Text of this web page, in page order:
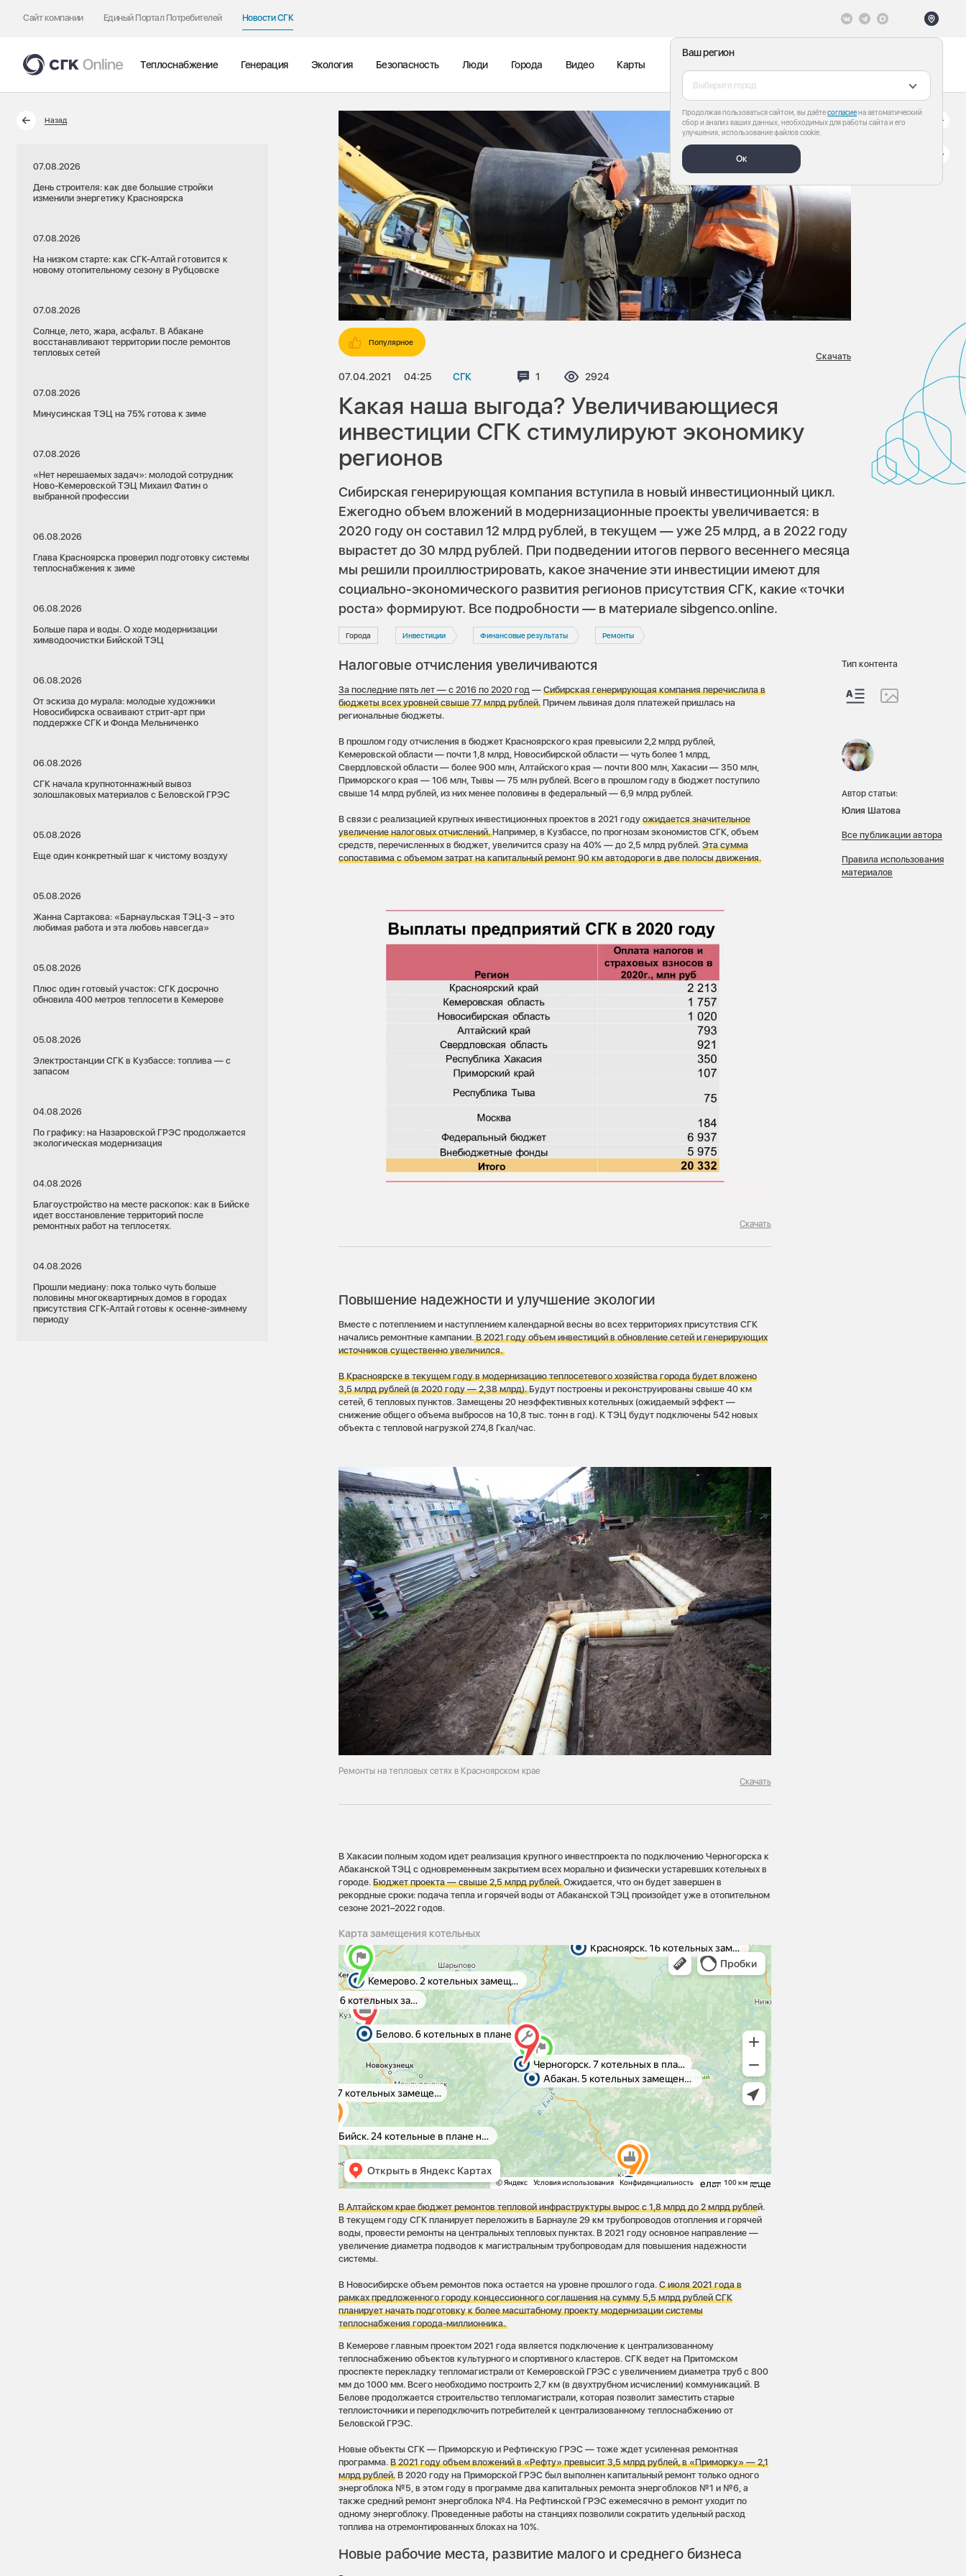
Сайт компании Единый Портал Потребителей Новости СГК
Ваш регион
Выберите город
Продолжая пользоваться сайтом, вы даётесогласиена автоматический
сбор и анализ ваших данных, необходимых для работы сайта и его
улучшения, использование файлов cookie.
Ок
Теплоснабжение Генерация Экология Безопасность Люди Города Видео Карты
Назад
07.08.2026
День строителя: как две большие стройки
изменили энергетику Красноярска
07.08.2026
На низком старте: как СГК-Алтай готовится к
новому отопительному сезону в Рубцовске
07.08.2026
Солнце, лето, жара, асфальт. В Абакане
восстанавливают территории после ремонтов
тепловых сетей
07.08.2026
Минусинская ТЭЦ на 75% готова к зиме
07.08.2026
«Нет нерешаемых задач»: молодой сотрудник
Ново-Кемеровской ТЭЦ Михаил Фатин о
выбранной профессии
06.08.2026
Глава Красноярска проверил подготовку системы
теплоснабжения к зиме
06.08.2026
Больше пара и воды. О ходе модернизации
химводоочистки Бийской ТЭЦ
06.08.2026
От эскиза до мурала: молодые художники
Новосибирска осваивают стрит-арт при
поддержке СГК и Фонда Мельниченко
06.08.2026
СГК начала крупнотоннажный вывоз
золошлаковых материалов с Беловской ГРЭС
05.08.2026
Еще один конкретный шаг к чистому воздуху
05.08.2026
Жанна Сартакова: «Барнаульская ТЭЦ-3 – это
любимая работа и эта любовь навсегда»
05.08.2026
Плюс один готовый участок: СГК досрочно
обновила 400 метров теплосети в Кемерове
05.08.2026
Электростанции СГК в Кузбассе: топлива — с
запасом
04.08.2026
По графику: на Назаровской ГРЭС продолжается
экологическая модернизация
04.08.2026
Благоустройство на месте раскопок: как в Бийске
идет восстановление территорий после
ремонтных работ на теплосетях.
04.08.2026
Прошли медиану: пока только чуть больше
половины многоквартирных домов в городах
присутствия СГК-Алтай готовы к осенне-зимнему
периоду
Популярное
07.04.2021 04:25 СГК Комментариев:
1 Просмотров:
2924
Скачать
Какая наша выгода? Увеличивающиеся
инвестиции СГК стимулируют экономику
регионов
Сибирская генерирующая компания вступила в новый инвестиционный цикл.
Ежегодно объем вложений в модернизационные проекты увеличивается: в
2020 году он составил 12 млрд рублей, в текущем — уже 25 млрд, а в 2022 году
вырастет до 30 млрд рублей. При подведении итогов первого весеннего месяца
мы решили проиллюстрировать, какое значение эти инвестиции имеют для
социально-экономического развития регионов присутствия СГК, какие «точки
роста» формируют. Все подробности — в материале sibgenco.online.
Города Инвестиции Финансовые результаты Ремонты
Налоговые отчисления увеличиваются
За последние пять лет — с 2016 по 2020 год —Сибирская генерирующая компания перечислила в
бюджеты всех уровней свыше 77 млрд рублей. Причем львиная доля платежей пришлась на
региональные бюджеты.
В прошлом году отчисления в бюджет Красноярского края превысили 2,2 млрд рублей,
Кемеровской области — почти 1,8 млрд, Новосибирской области — чуть более 1 млрд,
Свердловской области — более 900 млн, Алтайского края — почти 800 млн, Хакасии — 350 млн,
Приморского края — 106 млн, Тывы — 75 млн рублей. Всего в прошлом году в бюджет поступило
свыше 14 млрд рублей, из них менее половины в федеральный — 6,9 млрд рублей.
В связи с реализацией крупных инвестиционных проектов в 2021 годуожидается значительное
увеличение налоговых отчислений.Например, в Кузбассе, по прогнозам экономистов СГК, объем
средств, перечисленных в бюджет, увеличится сразу на 40% — до 2,5 млрд рублей.Эта сумма
сопоставима с объемом затрат на капитальный ремонт 90 км автодороги в две полосы движения.
Скачать
Повышение надежности и улучшение экологии
Вместе с потеплением и наступлением календарной весны во всех территориях присутствия СГК
начались ремонтные кампании.В 2021 году объем инвестиций в обновление сетей и генерирующих
источников существенно увеличился.
В Красноярске в текущем году в модернизацию теплосетевого хозяйства города будет вложено
3,5 млрд рублей (в 2020 году — 2,38 млрд).Будут построены и реконструированы свыше 40 км
сетей, 6 тепловых пунктов. Замещены 20 неэффективных котельных (ожидаемый эффект —
снижение общего объема выбросов на 10,8 тыс. тонн в год). К ТЭЦ будут подключены 542 новых
объекта с тепловой нагрузкой 274,8 Гкал/час.
Ремонты на тепловых сетях в Красноярском крае
Скачать
В Хакасии полным ходом идет реализация крупного инвестпроекта по подключению Черногорска к
Абаканской ТЭЦ с одновременным закрытием всех морально и физически устаревших котельных в
городе.Бюджет проекта — свыше 2,5 млрд рублей.Ожидается, что он будет завершен в
рекордные сроки: подача тепла и горячей воды от Абаканской ТЭЦ произойдет уже в отопительном
сезоне 2021–2022 годов.
Карта замещения котельных
В Алтайском краебюджет ремонтов тепловой инфраструктуры вырос с 1,8 млрд до 2 млрд рублей.
В текущем году СГК планирует переложить в Барнауле 29 км трубопроводов отопления и горячей
воды, провести ремонты на центральных тепловых пунктах. В 2021 году основное направление —
увеличение диаметра подводов к магистральным трубопроводам для повышения надежности
системы.
В Новосибирске объем ремонтов пока остается на уровне прошлого года.С июля 2021 года в
рамках предложенного городу концессионного соглашения на сумму 5,5 млрд рублей СГК
планирует начать подготовку к более масштабному проекту модернизации системы
теплоснабжения города-миллионника.
В Кемерове главным проектом 2021 года является подключение к централизованному
теплоснабжению объектов культурного и спортивного кластеров. СГК ведет на Притомском
проспекте перекладку тепломагистрали от Кемеровской ГРЭС с увеличением диаметра труб с 800
мм до 1000 мм. Всего необходимо построить 2,7 км (в двухтрубном исчислении) коммуникаций. В
Белове продолжается строительство тепломагистрали, которая позволит заместить старые
теплоисточники и переподключить потребителей к централизованному теплоснабжению от
Беловской ГРЭС.
Новые объекты СГК — Приморскую и Рефтинскую ГРЭС — тоже ждет усиленная ремонтная
программа.В 2021 году объем вложений в «Рефту» превысит 3,5 млрд рублей, в «Приморку» — 2,1
млрд рублей. В 2020 году на Приморской ГРЭС был выполнен капитальный ремонт только одного
энергоблока №5, в этом году в программе два капитальных ремонта энергоблоков №1 и №6, а
также средний ремонт энергоблока №4. На Рефтинской ГРЭС ежемесячно в ремонт уходит по
одному энергоблоку. Проведенные работы на станциях позволили сократить удельный расход
топлива на отремонтированных блоках на 10%.
Новые рабочие места, развитие малого и среднего бизнеса
Тип контента
Автор статьи:
Юлия Шатова
Все публикации автора
Правила использования
материалов